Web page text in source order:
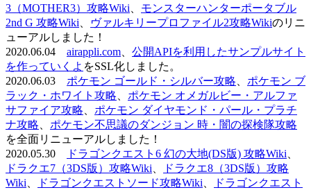
3（MOTHER3）攻略Wiki
モンスターハンターポータブル
2nd G 攻略Wiki
ヴァルキリープロファイル2攻略Wikiのリニ
ューアルしました！
2020.06.04 airappli.com
公開APIを利用したサンプルサイト
を作っていくよ をSSL化しました。
2020.06.03 ポケモン ゴールド・シルバー攻略
ポケモン ブ
ラック・ホワイト攻略
ポケモン オメガルビー・アルファ
サファイア攻略
ポケモン ダイヤモンド・パール・プラチ
ナ攻略
ポケモン不思議のダンジョン 時・闇の探検隊攻略
を全面リニューアルしました！
2020.05.30
ドラゴンクエスト6 幻の大地(DS版) 攻略Wiki
ドラクエ7（3DS版）攻略Wiki
ドラクエ8（3DS版）攻略
Wiki
ドラゴンクエストソード攻略Wiki
ドラゴンクエスト